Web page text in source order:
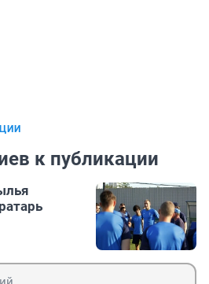
к публикации